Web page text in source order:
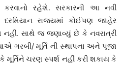
રહેશે. સરકારની આ નવી
દરમિયાન રાજ્યમાં કોઈપણ જાહેર
સાથે જ જણાવ્યું છે કે નવરાત્રી
ગરબી/ મૂર્તિ ની સ્થાપના અને પૂજા
મૂર્તિને ચરણ સ્પર્શ નહીં કરી શકાય કે